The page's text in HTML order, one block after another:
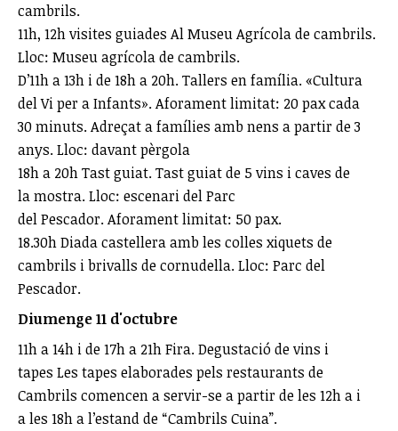
cambrils.
11h, 12h visites guiades Al Museu Agrícola de cambrils.
Lloc: Museu agrícola de cambrils.
D’11h a 13h i de 18h a 20h. Tallers en família. «Cultura
del Vi per a Infants». Aforament limitat: 20 pax cada
30 minuts. Adreçat a famílies amb nens a partir de 3
anys. Lloc: davant pèrgola
18h a 20h Tast guiat. Tast guiat de 5 vins i caves de
la mostra. Lloc: escenari del Parc
del Pescador. Aforament limitat: 50 pax.
18.30h Diada castellera amb les colles xiquets de
cambrils i brivalls de cornudella. Lloc: Parc del
Pescador.
Diumenge 11 d'octubre
11h a 14h i de 17h a 21h Fira. Degustació de vins i
tapes Les tapes elaborades pels restaurants de
Cambrils comencen a servir-se a partir de les 12h a i
a les 18h a l’estand de “Cambrils Cuina”.